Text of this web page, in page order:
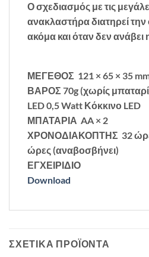
Οσχεδιασμός με τις
ανακλαστήρα διατηρεί
ακόμα και όταν δεν ανάβει
ΜΕΓΕΘΟΣ 121 × 65 × 35
ΒΑΡΟΣ 70g (χωρίς
LED 0,5 Watt Κόκκινο LED
ΜΠΑΤΑΡΙΑ AA × 2
ΧΡΟΝΟΔΙΑΚΟΠΤΗΣ 32
ώρες (αναβοσβήνει)
ΕΓΧΕΙΡΙΔΙΟ
Download
ΣΧΕΤΙΚΆ ΠΡΟΪΌΝΤΑ